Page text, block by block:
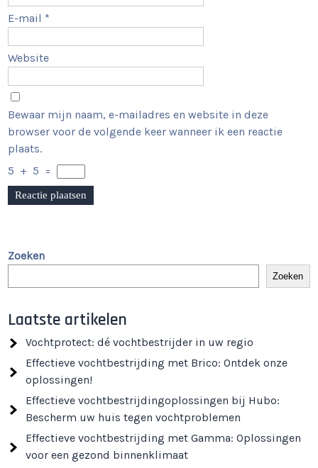
E-mail *
Website
Bewaar mijn naam, e-mailadres en website in deze
browser voor de volgende keer wanneer ik een reactie
plaats.
5 + 5 =
Zoeken
Zoeken
Laatste artikelen
Vochtprotect: dé vochtbestrijder in uw regio
Effectieve vochtbestrijding met Brico: Ontdek onze
oplossingen!
Effectieve vochtbestrijdingoplossingen bij Hubo:
Bescherm uw huis tegen vochtproblemen
Effectieve vochtbestrijding met Gamma: Oplossingen
voor een gezond binnenklimaat